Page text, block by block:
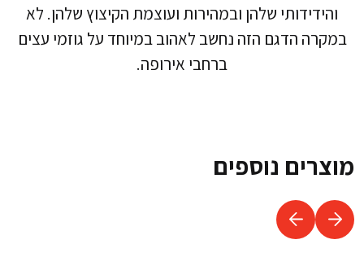
והידידותי שלהן ובמהירות ועוצמת הקיצוץ שלהן. לא
במקרה הדגם הזה נחשב לאהוב במיוחד על גוזמי עצים
ברחבי אירופה.
מוצרים נוספים